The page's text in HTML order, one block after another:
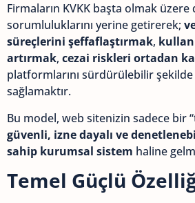
Firmaların KVKK başta olmak
sorumluluklarını yerine getirerek;
süreçlerini şeffaflaştırmak,
artırmak, cezai riskleri ortadan
platformlarını sürdürülebilir
sağlamaktır.
Bu model, web sitenizin sadece bir
güvenli, izne dayalı ve
sahip kurumsal sistem haline
Temel Güçlü